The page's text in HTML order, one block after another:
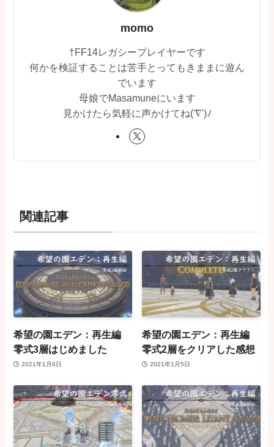
momo
†FF14レガシープレイヤーです
何かを検証することは苦手とってもきままに遊ん
でいます
母娘でMasamuneにいます
見かけたら気軽に声かけてね('∇')ﾉ
関連記事
希望の園エデン：再生編
零式3層はじめました
2021年1月6日
希望の園エデン：再生編
零式2層をクリアした感想
2021年1月5日